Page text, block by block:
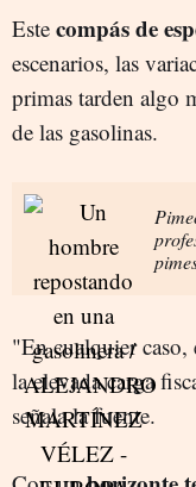
Este compás de
escenarios, las
primas tarden algo
de las gasolinas.
"En cualquier caso,
la elevada carga
señala la fuente.